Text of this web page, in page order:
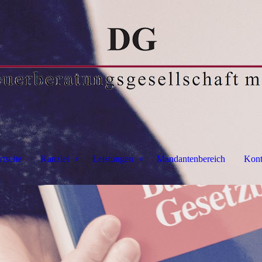
Kanzlei Leistungen Mandantenbereich